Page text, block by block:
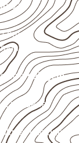
são
as
com aselagem
umidade
uso que